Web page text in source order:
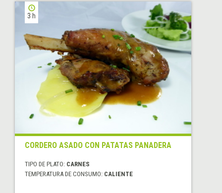
3 h
CORDERO ASADO CON PATATAS PANADERA
TIPO DE PLATO: CARNES
TEMPERATURA DE CONSUMO: CALIENTE